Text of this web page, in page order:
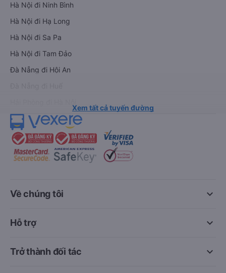
Hà Nội đi Ninh Bình
Hà Nội đi Hạ Long
Hà Nội đi Sa Pa
Hà Nội đi Tam Đảo
Đà Nẵng đi Hội An
Xem tất cả tuyến đường
keyboard_arrow_down
Về chúng tôi
keyboard_arrow_down
Hỗ trợ
keyboard_arrow_down
Trở thành đối tác